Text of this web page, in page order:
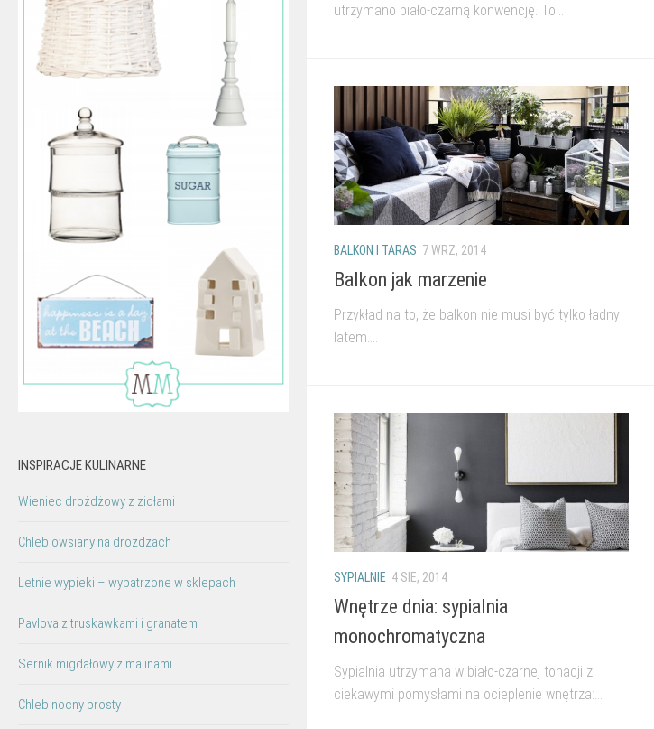
utrzymano biało-czarną konwencję. To...
BALKON I TARAS 7 WRZ, 2014
Balkon jak marzenie
Przykład na to, że balkon nie musi być tylko ładny
latem....
SYPIALNIE 4 SIE, 2014
Wnętrze dnia: sypialnia
monochromatyczna
Sypialnia utrzymana w biało-czarnej tonacji z
ciekawymi pomysłami na ocieplenie wnętrza:...
INSPIRACJE KULINARNE
Wieniec drożdżowy z ziołami
Chleb owsiany na drożdżach
Letnie wypieki – wypatrzone w sklepach
Pavlova z truskawkami i granatem
Sernik migdałowy z malinami
Chleb nocny prosty